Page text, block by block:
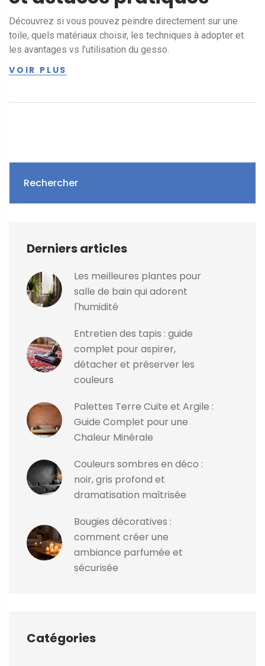
Découvrez si vous pouvez peindre directement sur une
toile, quels matériaux choisir, les techniques à adopter et
les avantages vs l’utilisation du gesso.
VOIR PLUS
Rechercher
Derniers articles
Les meilleures plantes pour
salle de bain qui adorent
l'humidité
Entretien des tapis : guide
complet pour aspirer,
détacher et préserver les
couleurs
Palettes Terre Cuite et Argile :
Guide Complet pour une
Chaleur Minérale
Couleurs sombres en déco :
noir, gris profond et
dramatisation maîtrisée
Bougies décoratives :
comment créer une
ambiance parfumée et
sécurisée
Catégories